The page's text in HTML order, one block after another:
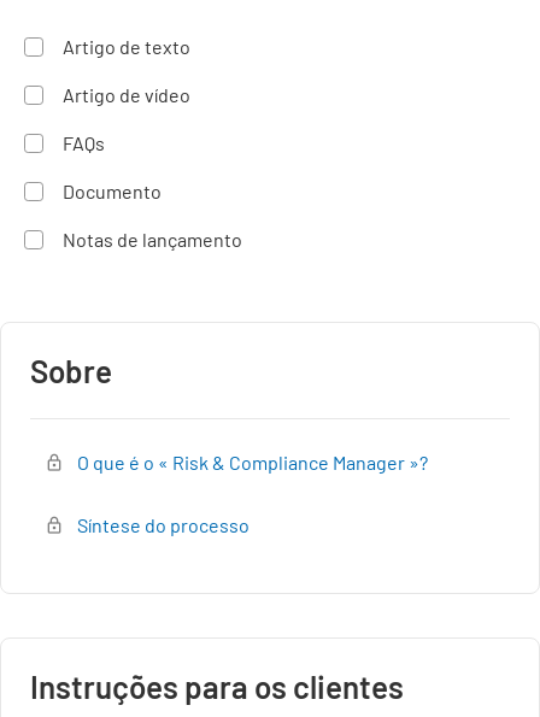
Artigo de texto
Artigo de vídeo
FAQs
Documento
Notas de lançamento
Sobre
O que é o « Risk & Compliance Manager »?
Síntese do processo
Instruções para os clientes